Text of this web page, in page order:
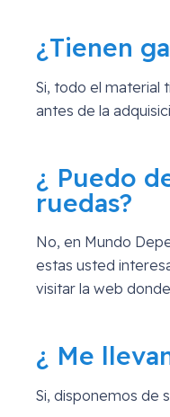
¿Tienen
Si, todo el material
antes de la
¿ Puedo
ruedas?
No, en Mundo
estas usted
visitar la web
¿ Me
Si, disponemos de